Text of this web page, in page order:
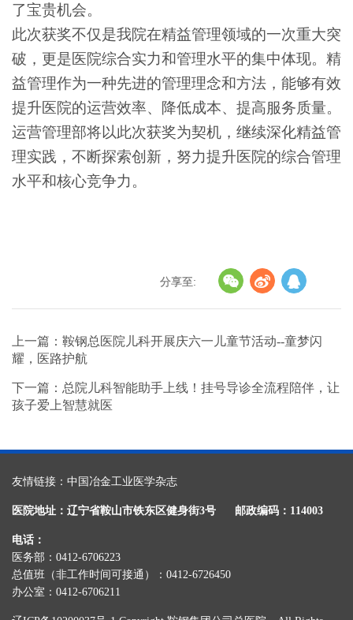
了宝贵机会。
此次获奖不仅是我院在精益管理领域的一次重大突
破，更是医院综合实力和管理水平的集中体现。精
益管理作为一种先进的管理理念和方法，能够有效
提升医院的运营效率、降低成本、提高服务质量。
运营管理部将以此次获奖为契机，继续深化精益管
理实践，不断探索创新，努力提升医院的综合管理
水平和核心竞争力。
分享至:
上一篇：鞍钢总医院儿科开展庆六一儿童节活动--童梦闪
耀，医路护航
下一篇：总院儿科智能助手上线！挂号导诊全流程陪伴，让
孩子爱上智慧就医
友情链接： 中国冶金工业医学杂志
医院地址：辽宁省鞍山市铁东区健身街3号 邮政编码：114003
电话：
医务部：0412-6706223
总值班（非工作时间可接通）：0412-6726450
办公室：0412-6706211